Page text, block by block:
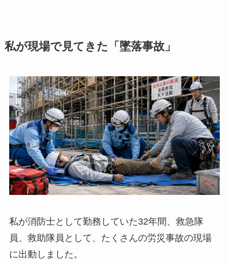
私が現場で見てきた「墜落事故」
私が消防士として勤務していた32年間、救急隊
員、救助隊員として、たくさんの労災事故の現場
に出動しました。